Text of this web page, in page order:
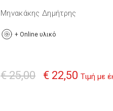
Μηνακάκης Δημήτρης
+ Online υλικό
€ 25,00 € 22,50 Τιμή με